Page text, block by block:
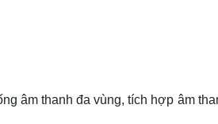
âm thanh đa vùng, tích hợp âm